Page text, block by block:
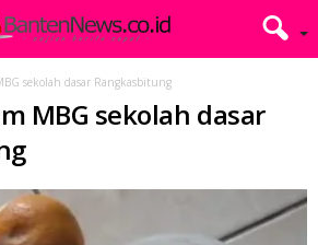
sekolah dasar Rangkasbitung
MBG sekolah dasar